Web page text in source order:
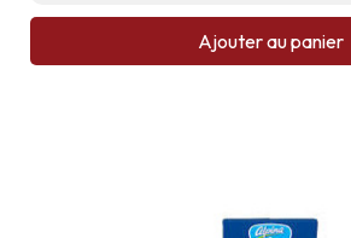
Ajouter au panier